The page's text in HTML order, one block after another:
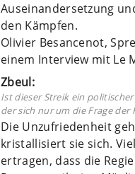
Auseinandersetzung
den Kämpfen.
Olivier Besancenot,
einem Interview mit Le
Zbeul:
Ist dieser Streik ein
der sich nur um die Frage der
Die Unzufriedenheit
kristallisiert sie sich.
ertragen, dass die